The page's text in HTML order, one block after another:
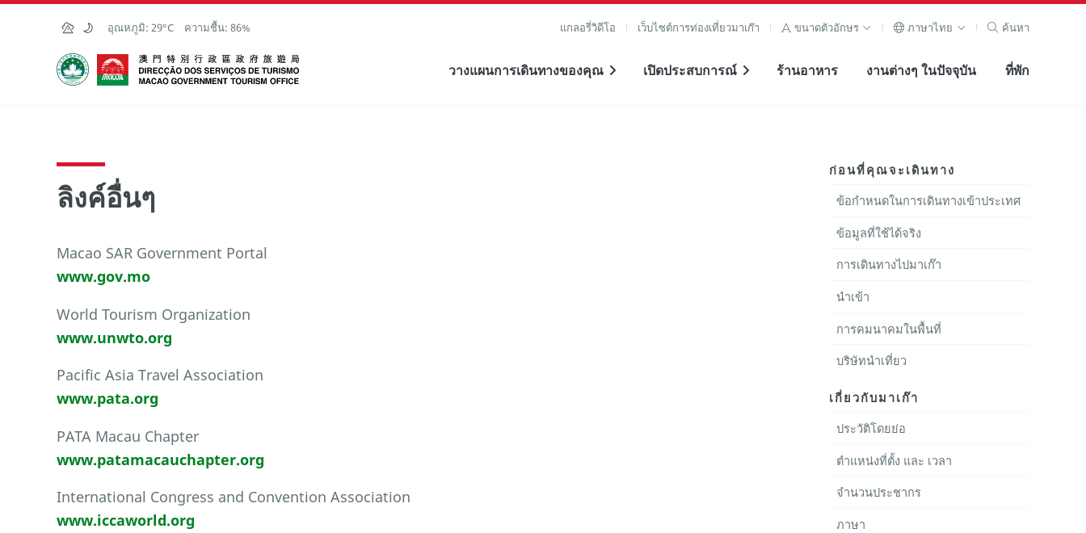
Skip to Main Content
อุณหภูมิ: 29°C ความชื้น: 86% แกลอรี่วิดีโอ เว็บไซต์การท่องเที่ยวมาเก๊า ขนาดตัวอักษร ภาษาไทย ค้นหา
สำนักงานการท่องเที่ยวของรัฐบาลมาเก๊า
วางแผนการเดินทางของคุณ เปิดประสบการณ์ ร้านอาหาร งานต่างๆ ในปัจจุบัน ที่พัก
ลิงค์อื่นๆ
Macao SAR Government Portal
www.gov.mo
World Tourism Organization
www.unwto.org
Pacific Asia Travel Association
www.pata.org
PATA Macau Chapter
www.patamacauchapter.org
International Congress and Convention Association
www.iccaworld.org
ก่อนที่คุณจะเดินทาง
ข้อกำหนดในการเดินทางเข้าประเทศ
ข้อมูลที่ใช้ได้จริง
การเดินทางไปมาเก๊า
นำเข้า
การคมนาคมในพื้นที่
บริษัทนำเที่ยว
เกี่ยวกับมาเก๊า
ประวัติโดยย่อ
ตำแหน่งที่ตั้ง และ เวลา
จำนวนประชากร
ภาษา